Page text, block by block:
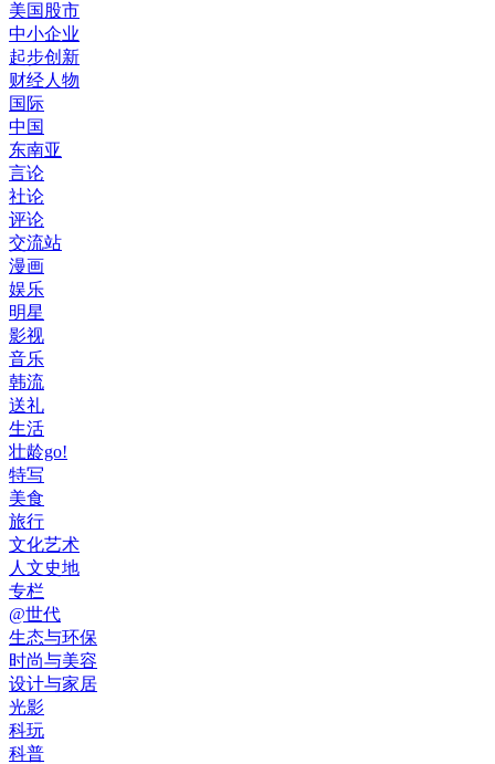
美国股市
中小企业
起步创新
财经人物
国际
中国
东南亚
言论
社论
评论
交流站
漫画
娱乐
明星
影视
音乐
韩流
送礼
生活
壮龄go!
特写
美食
旅行
文化艺术
人文史地
专栏
@世代
生态与环保
时尚与美容
设计与家居
光影
科玩
科普